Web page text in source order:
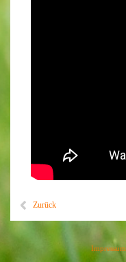
Zurück
Impressum